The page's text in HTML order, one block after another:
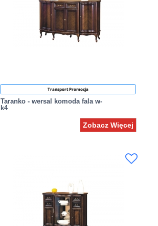
Transport Promocja
Taranko - wersal komoda fala w-
k4
Zobacz Więcej